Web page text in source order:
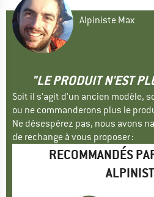
Alpiniste Max
"LE PRODUIT N'EST
Soit il s'agit d'un ancien modèle,
ou ne commanderons plus le
Ne désespérez pas, nous avons
de rechange à vous proposer :
RECOMMANDÉS